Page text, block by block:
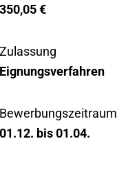
350,05€
Zulassung
Eignungsverfahren
Bewerbungszeitraum
01.12. bis 01.04.